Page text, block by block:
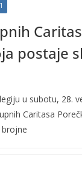
postaje
u subotu, 28.
Caritasa